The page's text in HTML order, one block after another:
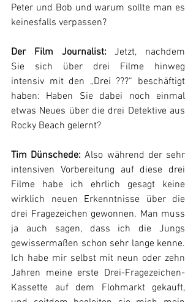
Peter und Bob und warum sollte man es
keinesfalls verpassen?
Der Film Journalist: Jetzt, nachdem
Sie sich über drei Filme hinweg
intensiv mit den „Drei ???“ beschäftigt
haben: Haben Sie dabei noch einmal
etwas Neues über die drei Detektive aus
Rocky Beach gelernt?
Tim Dünschede: Also während der sehr
intensiven Vorbereitung auf diese drei
Filme habe ich ehrlich gesagt keine
wirklich neuen Erkenntnisse über die
drei Fragezeichen gewonnen. Man muss
ja auch sagen, dass ich die Jungs
gewissermaßen schon sehr lange kenne.
Ich habe mir selbst mit neun oder zehn
Jahren meine erste Drei-Fragezeichen-
Kassette auf dem Flohmarkt gekauft,